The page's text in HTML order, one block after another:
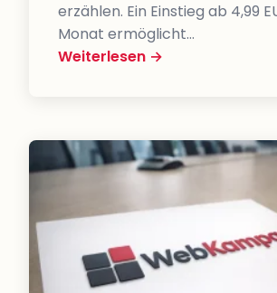
erzählen. Ein Einstieg ab 4,99
Monat ermöglicht…
Weiterlesen →